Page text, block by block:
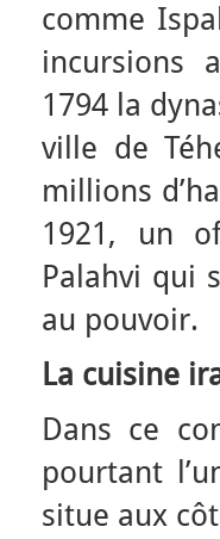
comme
incursions
1794 la
ville de
millions
1921, un
Palahvi qui
au pouvoir.
La cuisine
Dans ce
pourtant
situe aux